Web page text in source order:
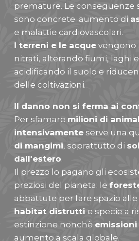
premature. Le conseguenze
sono concrete: aumento di
e malattie cardiovascolari.
I terreni e le acquevengono
nitrati, alterando fiumi, laghi
acidificando il suolo e
delle coltivazioni.
Il danno non si ferma ai
Per sfamare milioni di
intensivamenteserve una
di mangimi, soprattutto di
dall'estero.
Il prezzo lo pagano gli
preziosi del pianeta: le
abbattute per fare spazio
habitat distrutti e specie a
estinzione nonchè emissioni
aumento a scala globale.